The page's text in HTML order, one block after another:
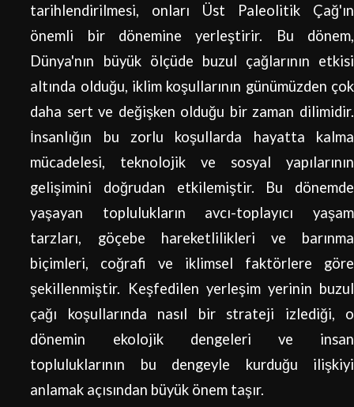
tarihlendirilmesi, onları Üst Paleolitik Çağ'ın
önemli bir dönemine yerleştirir. Bu dönem,
Dünya'nın büyük ölçüde buzul çağlarının etkisi
altında olduğu, iklim koşullarının günümüzden çok
daha sert ve değişken olduğu bir zaman dilimidir.
İnsanlığın bu zorlu koşullarda hayatta kalma
mücadelesi, teknolojik ve sosyal yapılarının
gelişimini doğrudan etkilemiştir. Bu dönemde
yaşayan toplulukların avcı-toplayıcı yaşam
tarzları, göçebe hareketlilikleri ve barınma
biçimleri, coğrafi ve iklimsel faktörlere göre
şekillenmiştir. Keşfedilen yerleşim yerinin buzul
çağı koşullarında nasıl bir strateji izlediği, o
dönemin ekolojik dengeleri ve insan
topluluklarının bu dengeyle kurduğu ilişkiyi
anlamak açısından büyük önem taşır.